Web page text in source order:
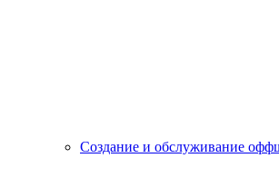
Создание и обслуживание